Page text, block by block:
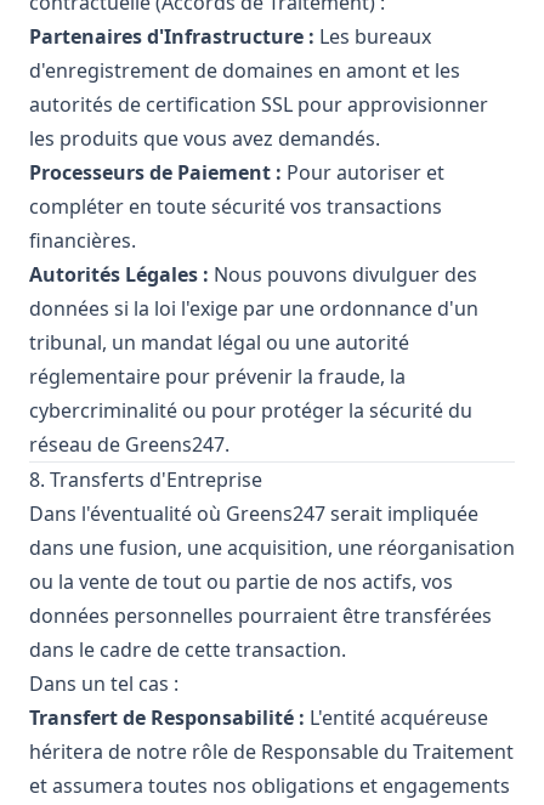
Partenaires d'Infrastructure : Les bureaux
d'enregistrement de domaines en amont et les
autorités de certification SSL pour approvisionner
les produits que vous avez demandés.
Processeurs de Paiement : Pour autoriser et
compléter en toute sécurité vos transactions
financières.
Autorités Légales : Nous pouvons divulguer des
données si la loi l'exige par une ordonnance d'un
tribunal, un mandat légal ou une autorité
réglementaire pour prévenir la fraude, la
cybercriminalité ou pour protéger la sécurité du
réseau de Greens247.
8. Transferts d'Entreprise
Dans l'éventualité où Greens247 serait impliquée
dans une fusion, une acquisition, une réorganisation
ou la vente de tout ou partie de nos actifs, vos
données personnelles pourraient être transférées
dans le cadre de cette transaction.
Dans un tel cas :
Transfert de Responsabilité : L'entité acquéreuse
héritera de notre rôle de Responsable du Traitement
et assumera toutes nos obligations et engagements